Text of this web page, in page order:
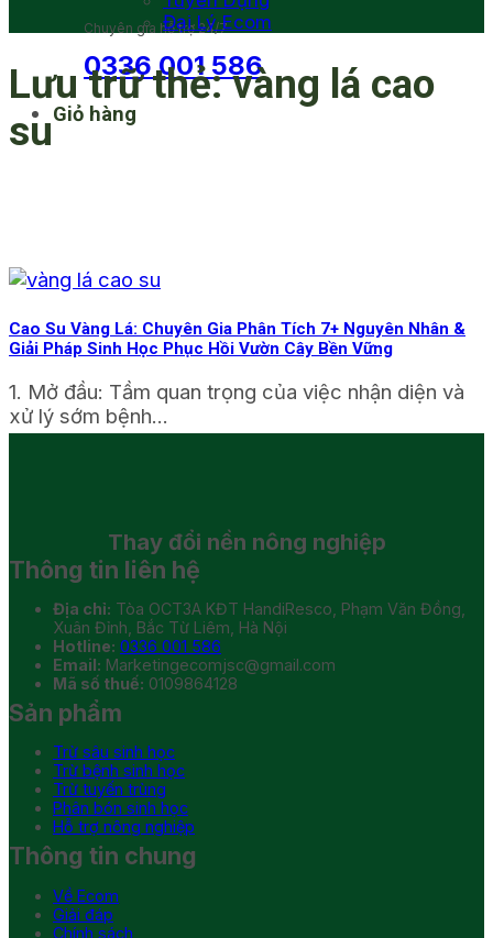
Chuyên gia hỗ trợ 24/7
0336 001 586
Giỏ hàng
Đại Lý Ecom
Lưu trữ thẻ:vàng lá cao
su
Cao Su Vàng Lá: Chuyên Gia Phân Tích 7+ Nguyên Nhân &
Giải Pháp Sinh Học Phục Hồi Vườn Cây Bền Vững
1. Mở đầu: Tầm quan trọng của việc nhận diện và
xử lý sớm bệnh...
Thay đổi nền nông nghiệp
Thông tin liên hệ
Địa chỉ: Tòa OCT3A KĐT HandiResco, Phạm Văn Đồng,
Xuân Đỉnh, Bắc Từ Liêm, Hà Nội
Hotline: 0336 001 586
Email: Marketingecomjsc@gmail.com
Mã số thuế: 0109864128
Sản phẩm
Trừ sâu sinh học
Trừ bệnh sinh học
Trừ tuyến trùng
Phân bón sinh học
Hỗ trợ nông nghiệp
Thông tin chung
Về Ecom
Giải đáp
Chính sách